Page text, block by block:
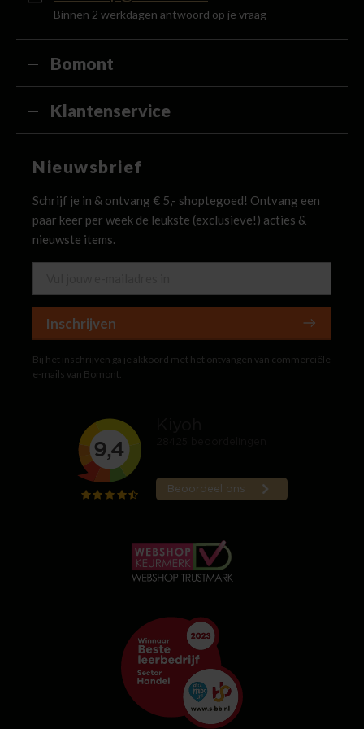
Binnen 2 werkdagen antwoord op je vraag
Bomont
Klantenservice
Nieuwsbrief
Schrijf je in & ontvang € 5,- shoptegoed! Ontvang een
paar keer per week de leukste (exclusieve!) acties &
nieuwste items.
Inschrijven
Bij het inschrijven ga je akkoord met het ontvangen van commerciële
e-mails van Bomont.